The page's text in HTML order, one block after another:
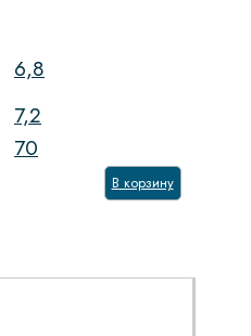
6,8
7,2
70
В корзину